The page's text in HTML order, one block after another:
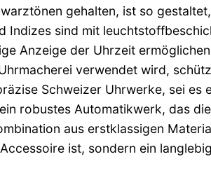
gehalten, ist so
Indizes sind mit
Anzeige der Uhrzeit
verwendet wird,
Schweizer Uhrwerke, sei es
robustes Automatikwerk, das
aus erstklassigen
ist, sondern ein